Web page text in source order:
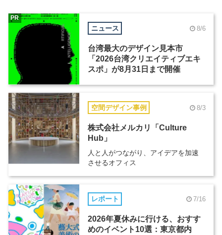
ニュース 8/6
台湾最大のデザイン見本市
「2026台湾クリエイティブエキ
スポ」が8月31日まで開催
PR
空間デザイン事例 8/3
株式会社メルカリ「Culture
Hub」
人と人がつながり、アイデアを加速
させるオフィス
レポート 7/16
2026年夏休みに行ける、おすす
めのイベント10選：東京都内